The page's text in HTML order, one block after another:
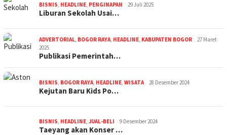
BISNIS HEADLINE PENGINAPAN 29 Juli 2025
Liburan Sekolah Usai…
ADVERTORIAL BOGOR RAYA HEADLINE KABUPATEN BOGOR
27 Maret
2025
Publikasi Pemerintah…
BISNIS BOGOR RAYA HEADLINE WISATA 28 Desember 2024
Kejutan Baru Kids Po…
BISNIS HEADLINE JUAL-BELI 9 Desember 2024
Taeyang akan Konser …